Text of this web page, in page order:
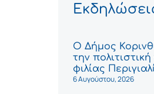
Ο Δήμος
την
φιλίας
6 Αυγούστου, 2026